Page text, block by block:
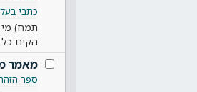
כתבי
תמח) מי
הקים
מאמר
ספר